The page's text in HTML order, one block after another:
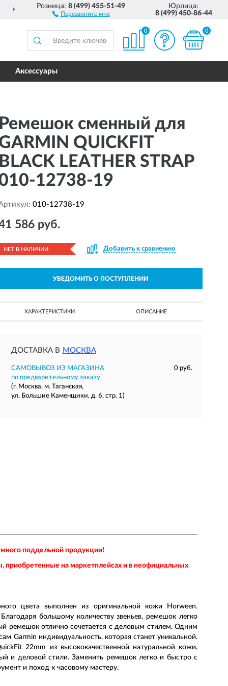
ДОСТАВИМ ПО ВСЕЙ РОССИИ
Розница:8 (499) 455-51-49
Перезвоните мне
Юрлица:
8 (499) 450-86-44
0 0
Аксессуары
сменный для
QUICKFIT
LEATHER STRAP
12738-19
010-12738-19
586 руб.
НЕТ В НАЛИЧИИ Добавить к сравнению
УВЕДОМИТЬ О ПОСТУПЛЕНИИ
ХАРАКТЕРИСТИКИ ОПИСАНИЕ
ДОСТАВКА В МОСКВА
САМОВЫВОЗ ИЗ МАГАЗИНА
0 руб.
по предварительному заказу
(г. Москва, м. Таганская,
ул. Большие Каменщики, д. 6, стр. 1)
поддельной продукции!
приобретенные на маркетплейсах и в неофициальных
цвета выполнен из оригинальной кожи Horween.
большому количеству звеньев, ремешок легко
ремешок отлично сочетается с деловым стилем. Одним
Garmin индивидуальность, которая станет уникальной.
22mm из высококачественной натуральной кожи,
и деловой стили. Заменить ремешок легко и быстро с
и поход к часовому мастеру.